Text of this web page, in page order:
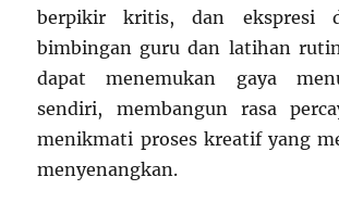
berpikir kritis, dan ekspresi
bimbingan guru dan latihan
dapat menemukan gaya
sendiri, membangun rasa
menikmati proses kreatif yang
menyenangkan.